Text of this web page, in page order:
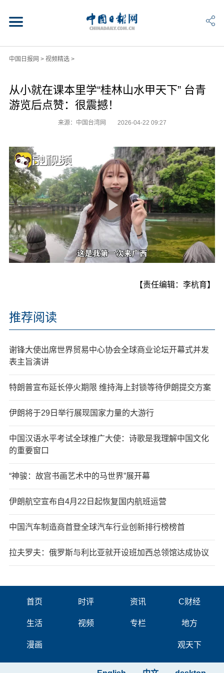
中国日报网 > 视频精选>
从小就在课本里学“桂林山水甲天下” 台青
游览后点赞：很震撼！
来源：中国台湾网 2026-04-22 09:27
【责任编辑：李杭育】
推荐阅读
谢锋大使出席世界贸易中心协会全球商业论坛开幕式并发
表主旨演讲
特朗普宣布延长停火期限 维持海上封锁等待伊朗提交方案
伊朗将于29日举行展现国家力量的大游行
中国汉语水平考试全球推广大使：诗歌是我理解中国文化
的重要窗口
“神骏：故宫书画艺术中的马世界”展开幕
伊朗航空宣布自4月22日起恢复国内航班运营
中国汽车制造商首登全球汽车行业创新排行榜榜首
拉夫罗夫：俄罗斯与利比亚就开设班加西总领馆达成协议
首页 时评 资讯 C财经
生活 视频 专栏 地方
漫画 观天下